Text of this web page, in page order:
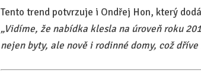
Tento trend potvrzuje i Ondřej Hon, který
„Vidíme, že nabídka klesla na úroveň roku
nejen byty, ale nově i rodinné domy, což dříve